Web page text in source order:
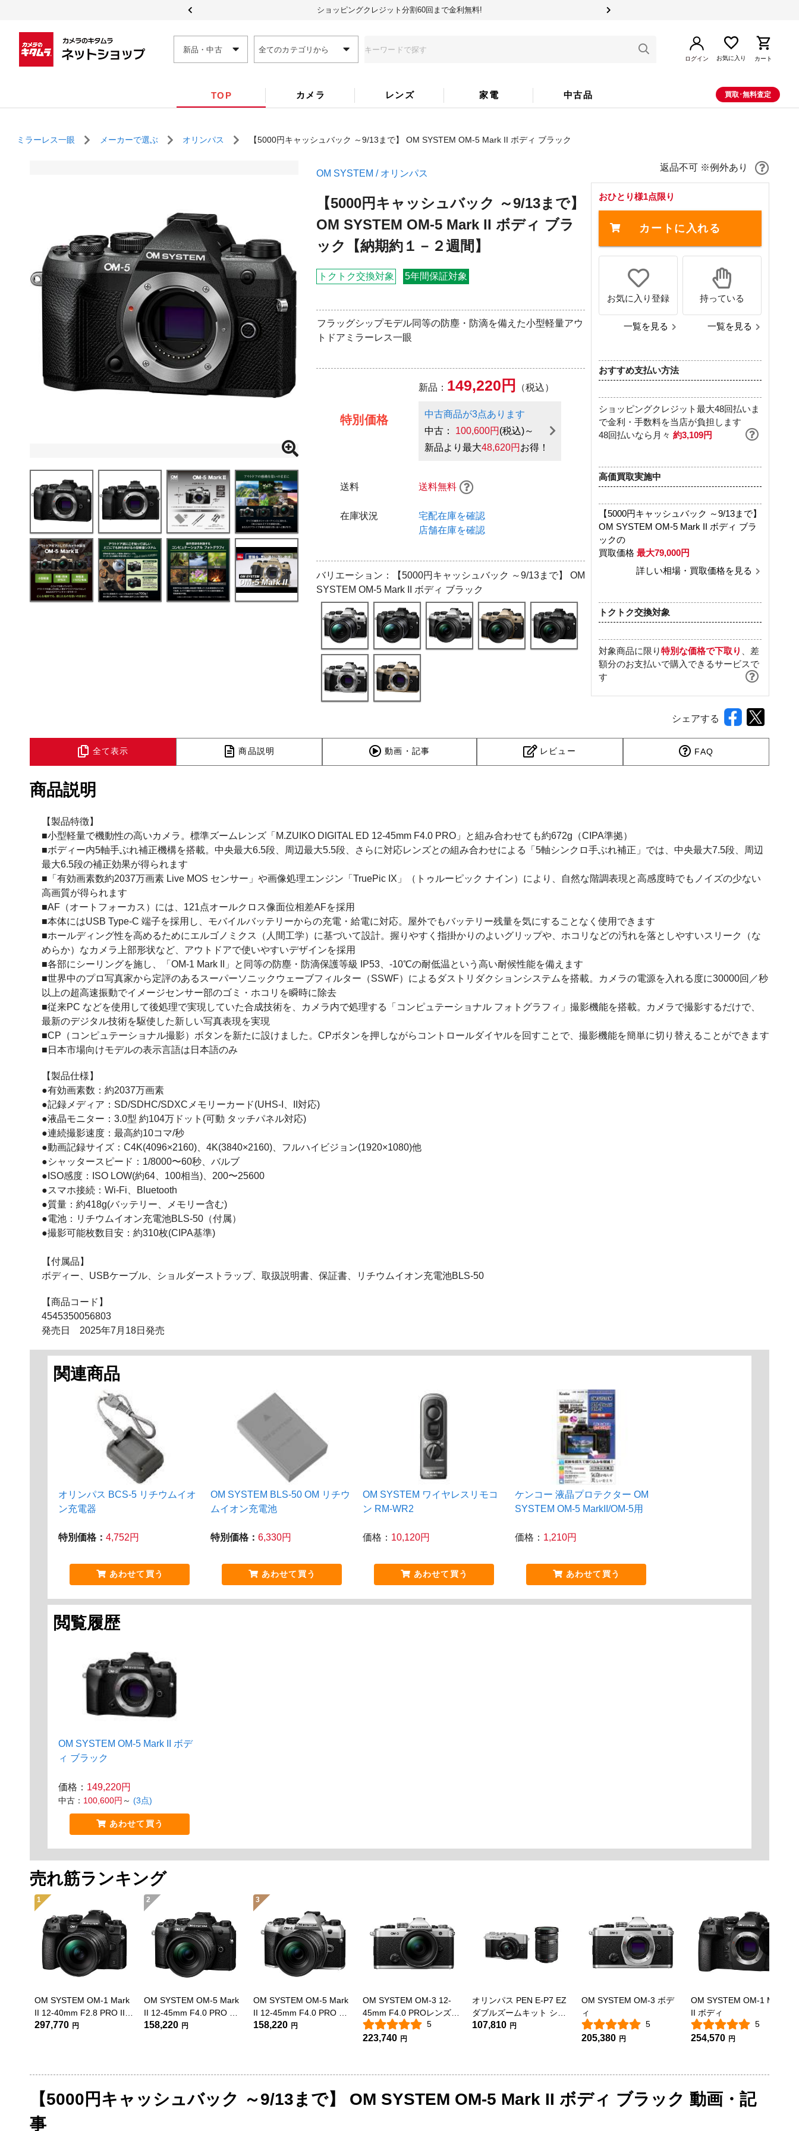
ショッピングクレジット分割60回まで金利無料!
新品・中古 全てのカテゴリから
ログイン お気に入り カート
TOP カメラ レンズ 家電 中古品 買取･無料査定
ミラーレス一眼 メーカーで選ぶ オリンパス 【5000円キャッシュバック ～9/13まで】 OM SYSTEM OM-5 Mark II ボディ ブラック
OM SYSTEM / オリンパス
【5000円キャッシュバック ～9/13まで】
OM SYSTEM OM-5 Mark II ボディ ブラ
ック
【納期約１－２週間】
トクトク交換対象 5年間保証対象
フラッグシップモデル同等の防塵・防滴を備えた小型軽量アウ
トドアミラーレス一眼
特別価格
新品： 149,220円 （税込）
中古商品が3点あります
中古： 100,600円 (税込)～
新品より最大48,620円 お得！
送料 送料無料
在庫状況
宅配在庫を確認
店舗在庫を確認
バリエーション：【5000円キャッシュバック ～9/13まで】 OM
SYSTEM OM-5 Mark II ボディ ブラック
返品不可 ※例外あり
おひとり様1点限り
カートに入れる
お気に入り登録
一覧を見る
持っている
一覧を見る
おすすめ支払い方法
ショッピングクレジット最大48回払いま
で金利・手数料を当店が負担します
48回払いなら月々 約3,109円
高価買取実施中
【5000円キャッシュバック ～9/13まで】
OM SYSTEM OM-5 Mark II ボディ ブラ
ックの
買取価格 最大79,000円
詳しい相場・買取価格を見る
トクトク交換対象
対象商品に限り特別な価格で下取り
、差
額分のお支払いで購入できるサービスで
す
シェアする
全て表示 商品説明 動画・記事 レビュー FAQ
商品説明
【製品特徴】
■小型軽量で機動性の高いカメラ。標準ズームレンズ「M.ZUIKO DIGITAL ED 12-45mm F4.0 PRO」と組み合わせても約672g（CIPA準拠）
■ボディー内5軸手ぶれ補正機構を搭載。中央最大6.5段、周辺最大5.5段、さらに対応レンズとの組み合わせによる「5軸シンクロ手ぶれ補正」では、中央最大7.5段、周辺
最大6.5段の補正効果が得られます
■「有効画素数約2037万画素 Live MOS センサー」や画像処理エンジン「TruePic IX」（トゥルーピック ナイン）により、自然な階調表現と高感度時でもノイズの少ない
高画質が得られます
■AF（オートフォーカス）には、121点オールクロス像面位相差AFを採用
■本体にはUSB Type-C 端子を採用し、モバイルバッテリーからの充電・給電に対応。屋外でもバッテリー残量を気にすることなく使用できます
■ホールディング性を高めるためにエルゴノミクス（人間工学）に基づいて設計。握りやすく指掛かりのよいグリップや、ホコリなどの汚れを落としやすいスリーク（な
めらか）なカメラ上部形状など、アウトドアで使いやすいデザインを採用
■各部にシーリングを施し、「OM-1 Mark II」と同等の防塵・防滴保護等級 IP53、-10℃の耐低温という高い耐候性能を備えます
■世界中のプロ写真家から定評のあるスーパーソニックウェーブフィルター（SSWF）によるダストリダクションシステムを搭載。カメラの電源を入れる度に30000回／秒
以上の超高速振動でイメージセンサー部のゴミ・ホコリを瞬時に除去
■従来PC などを使用して後処理で実現していた合成技術を、カメラ内で処理する「コンピュテーショナル フォトグラフィ」撮影機能を搭載。カメラで撮影するだけで、
最新のデジタル技術を駆使した新しい写真表現を実現
■CP（コンピュテーショナル撮影）ボタンを新たに設けました。CPボタンを押しながらコントロールダイヤルを回すことで、撮影機能を簡単に切り替えることができます
■日本市場向けモデルの表示言語は日本語のみ
【製品仕様】
●有効画素数：約2037万画素
●記録メディア：SD/SDHC/SDXCメモリーカード(UHS-I、II対応)
●液晶モニター：3.0型 約104万ドット(可動 タッチパネル対応)
●連続撮影速度：最高約10コマ/秒
●動画記録サイズ：C4K(4096×2160)、4K(3840×2160)、フルハイビジョン(1920×1080)他
●シャッタースピード：1/8000〜60秒、バルブ
●ISO感度：ISO LOW(約64、100相当)、200〜25600
●スマホ接続：Wi-Fi、Bluetooth
●質量：約418g(バッテリー、メモリー含む)
●電池：リチウムイオン充電池BLS-50（付属）
●撮影可能枚数目安：約310枚(CIPA基準)
【付属品】
ボディー、USBケーブル、ショルダーストラップ、取扱説明書、保証書、リチウムイオン充電池BLS-50
【商品コード】
4545350056803
発売日 2025年7月18日発売
関連商品
オリンパス BCS-5 リチウムイオ
ン充電器
特別価格： 4,752円
あわせて買う
OM SYSTEM BLS-50 OM リチウ
ムイオン充電池
特別価格： 6,330円
あわせて買う
OM SYSTEM ワイヤレスリモコ
ン RM-WR2
価格： 10,120円
あわせて買う
ケンコー 液晶プロテクター OM
SYSTEM OM-5 MarkII/OM-5用
価格： 1,210円
あわせて買う
閲覧履歴
OM SYSTEM OM-5 Mark II ボデ
ィ ブラック
価格： 149,220円
中古： 100,600円 ～ (3点)
あわせて買う
売れ筋ランキング
1
OM SYSTEM OM-1 Mark
II 12-40mm F2.8 PRO II
レンズキット ブラック
297,770 円
2
OM SYSTEM OM-5 Mark
II 12-45mm F4.0 PRO レ
ンズキット ブラック
158,220 円
3
OM SYSTEM OM-5 Mark
II 12-45mm F4.0 PRO レ
ンズキット シルバー
158,220 円
OM SYSTEM OM-3 12-
45mm F4.0 PROレンズキ
ット
5
223,740 円
オリンパス PEN E-P7 EZ
ダブルズームキット シル
バー
107,810 円
OM SYSTEM OM-3 ボデ
ィ
5
205,380 円
OM SYSTEM OM-1 Mark
II ボディ
5
254,570 円
【5000円キャッシュバック ～9/13まで】 OM SYSTEM OM-5 Mark II ボディ ブラック 動画・記
事